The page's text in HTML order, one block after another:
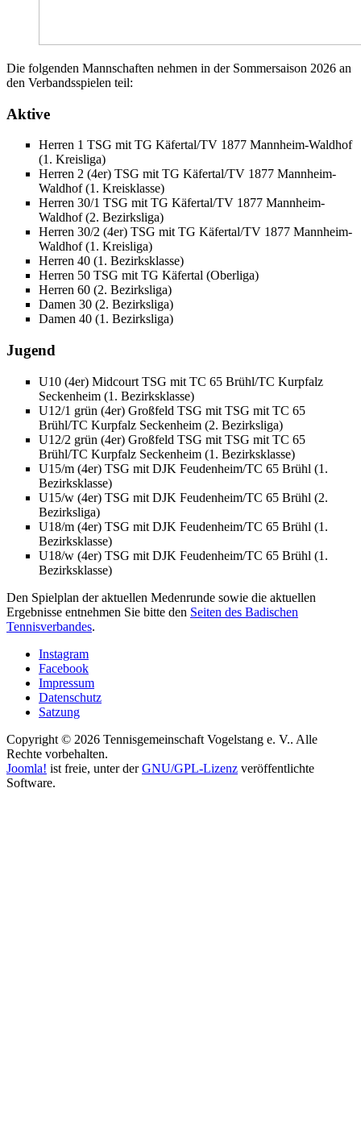
Die folgenden Mannschaften nehmen in der Sommersaison 2026 an
den Verbandsspielen teil:
Aktive
Herren 1 TSG mit TG Käfertal/TV 1877 Mannheim-Waldhof
(1. Kreisliga)
Herren 2 (4er) TSG mit TG Käfertal/TV 1877 Mannheim-
Waldhof (1. Kreisklasse)
Herren 30/1 TSG mit TG Käfertal/TV 1877 Mannheim-
Waldhof (2. Bezirksliga)
Herren 30/2 (4er) TSG mit TG Käfertal/TV 1877 Mannheim-
Waldhof (1. Kreisliga)
Herren 40 (1. Bezirksklasse)
Herren 50 TSG mit TG Käfertal (Oberliga)
Herren 60 (2. Bezirksliga)
Damen 30 (2. Bezirksliga)
Damen 40 (1. Bezirksliga)
Jugend
U10 (4er) Midcourt TSG mit TC 65 Brühl/TC Kurpfalz
Seckenheim (1. Bezirksklasse)
U12/1 grün (4er) Großfeld TSG mit TSG mit TC 65
Brühl/TC Kurpfalz Seckenheim (2. Bezirksliga)
U12/2 grün (4er) Großfeld TSG mit TSG mit TC 65
Brühl/TC Kurpfalz Seckenheim (1. Bezirksklasse)
U15/m (4er) TSG mit DJK Feudenheim/TC 65 Brühl (1.
Bezirksklasse)
U15/w (4er) TSG mit DJK Feudenheim/TC 65 Brühl (2.
Bezirksliga)
U18/m (4er) TSG mit DJK Feudenheim/TC 65 Brühl (1.
Bezirksklasse)
U18/w (4er) TSG mit DJK Feudenheim/TC 65 Brühl (1.
Bezirksklasse)
Den Spielplan der aktuellen Medenrunde sowie die aktuellen
Ergebnisse entnehmen Sie bitte den Seiten des Badischen
Tennisverbandes.
Instagram
Facebook
Impressum
Datenschutz
Satzung
Copyright © 2026 Tennisgemeinschaft Vogelstang e. V.. Alle
Rechte vorbehalten.
Joomla! ist freie, unter derGNU/GPL-Lizenz veröffentlichte
Software.